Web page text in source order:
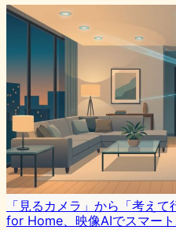
「見るカメラ」から「考え
for Home、映像AIでスマー